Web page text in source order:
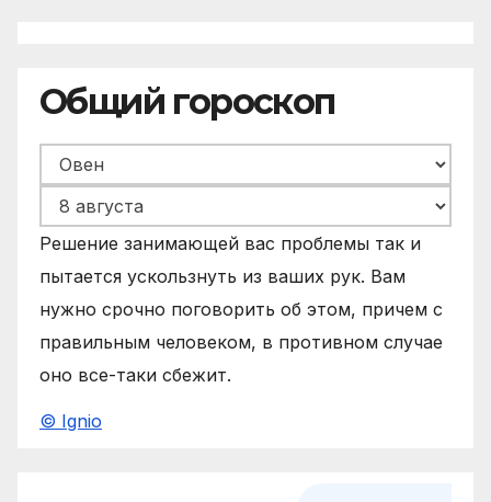
Общий гороскоп
Решение занимающей вас проблемы так и
пытается ускользнуть из ваших рук. Вам
нужно срочно поговорить об этом, причем с
правильным человеком, в противном случае
оно все-таки сбежит.
© Ignio